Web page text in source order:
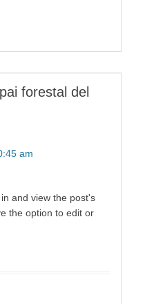
forestal del
am
and view the post's
the option to edit or